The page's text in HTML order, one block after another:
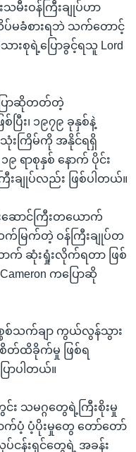
မီးဝန်ကြီးချုပ်ဟာ
ပ်မခံစားရဘဲ သက်တောင့်
စုရဲ့ပြောခွင့်ရသူ Lord
ြောဆိုတတ်တဲ့
ပြီး၊ ၁၉၇၉ ခုနှစ်နဲ့
သုံးကြိမ်ကို အနိုင်ရရှိ
ရာစုနှစ် နောက် ပိုင်း
ချုပ်လည်း ဖြစ်ပါတယ်။
ဆောင်ကြီးတယောက်
မြက်တဲ့ ဝန်ကြီးချုပ်တ
က် ဆုံးရှုံးလိုက်ရတာ ဖြစ်
ကပြောဆို
စ်သက်ချာ ကွယ်လွန်သွား
တ်ထိခိုက်မှု ဖြစ်ရ
ောပါတယ်။
သမဂ္ဂတွေရဲ့ကြီးစိုးမှု
ပံ့ ပံ့ပိုးမှုတွေ တော်တော်
လုပ်ငန်းရှင်တွေရဲ့ အခန်း